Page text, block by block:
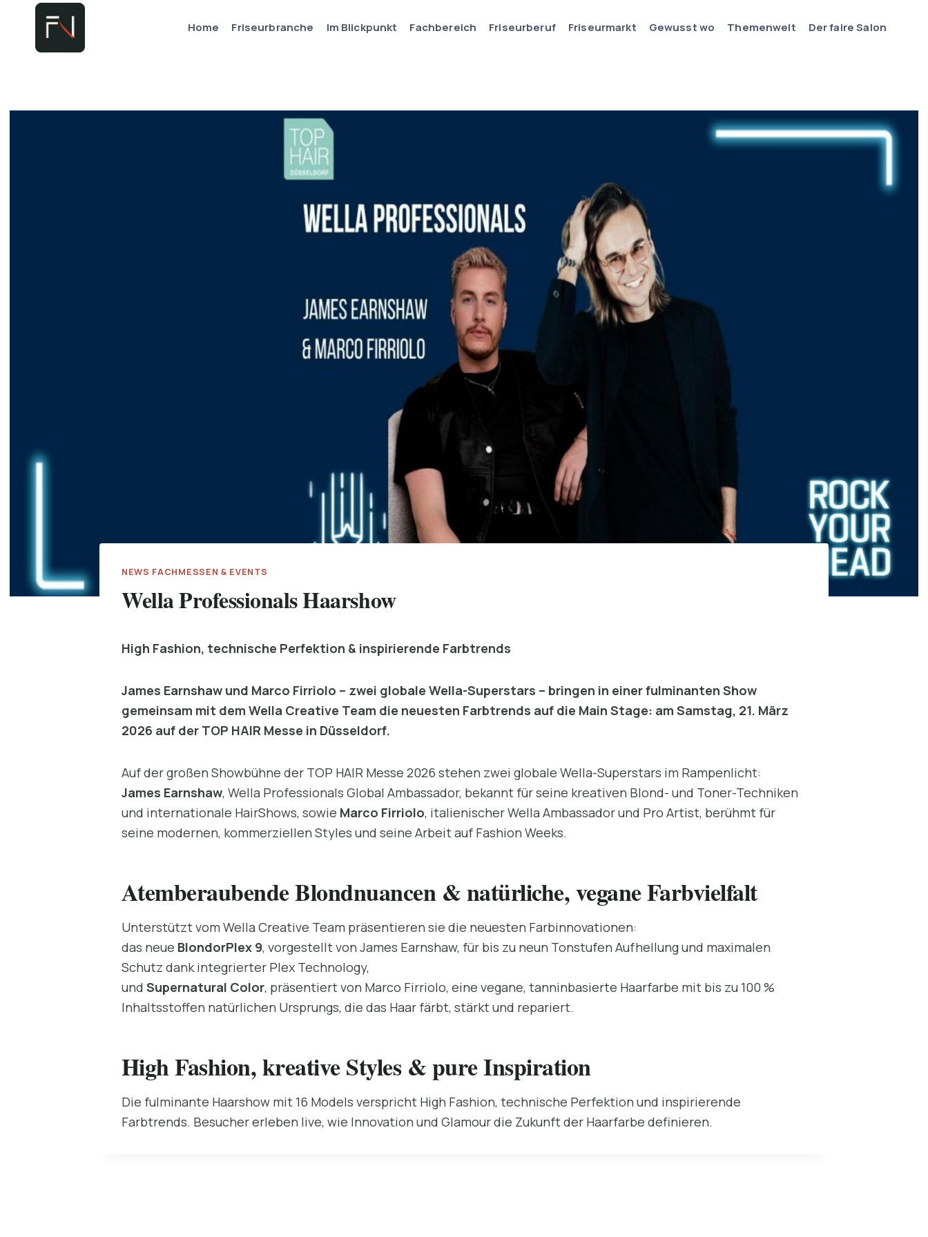
springen
Home Friseurbranche Im Blickpunkt Fachbereich Friseurberuf Friseurmarkt Gewusst wo Themenwelt Der faire Salon
NEWS FACHMESSEN & EVENTS
Wella Professionals Haarshow
High Fashion, technische Perfektion & inspirierende Farbtrends
James Earnshaw und Marco Firriolo – zwei globale Wella-Superstars – bringen in einer fulminanten Show
gemeinsam mit dem Wella Creative Team die neuesten Farbtrends auf die Main Stage: am Samstag, 21. März
2026 auf der TOP HAIR Messe in Düsseldorf.
Auf der großen Showbühne der TOP HAIR Messe 2026 stehen zwei globale Wella-Superstars im Rampenlicht:
James Earnshaw, Wella Professionals Global Ambassador, bekannt für seine kreativen Blond- und Toner-Techniken
und internationale HairShows, sowie Marco Firriolo, italienischer Wella Ambassador und Pro Artist, berühmt für
seine modernen, kommerziellen Styles und seine Arbeit auf Fashion Weeks.
Atemberaubende Blondnuancen & natürliche, vegane Farbvielfalt
Unterstützt vom Wella Creative Team präsentieren sie die neuesten Farbinnovationen:
das neue BlondorPlex 9, vorgestellt von James Earnshaw, für bis zu neun Tonstufen Aufhellung und maximalen
Schutz dank integrierter Plex Technology,
und Supernatural Color, präsentiert von Marco Firriolo, eine vegane, tanninbasierte Haarfarbe mit bis zu 100 %
Inhaltsstoffen natürlichen Ursprungs, die das Haar färbt, stärkt und repariert.
High Fashion, kreative Styles & pure Inspiration
Die fulminante Haarshow mit 16 Models verspricht High Fashion, technische Perfektion und inspirierende
Farbtrends. Besucher erleben live, wie Innovation und Glamour die Zukunft der Haarfarbe definieren.